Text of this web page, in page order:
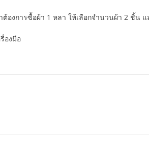
องการซื้อผ้า 1 หลา ให้เลือกจำนวนผ้า 2 ชิ้น
องมือ